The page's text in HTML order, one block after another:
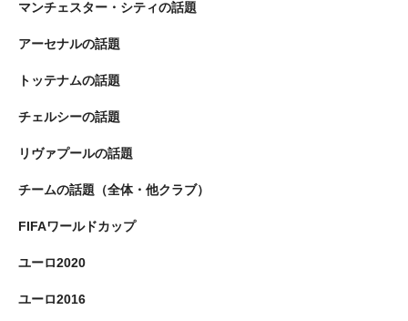
マンチェスター・シティの話題
アーセナルの話題
トッテナムの話題
チェルシーの話題
リヴァプールの話題
チームの話題（全体・他クラブ）
FIFAワールドカップ
ユーロ2020
ユーロ2016